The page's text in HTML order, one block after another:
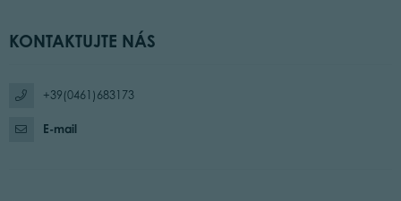
KONTAKTUJTE NÁS
+39(0461)683173
E-mail